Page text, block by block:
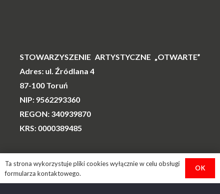
STOWARZYSZENIE ARTYSTYCZNE „OTWARTE”
Adres: ul. Źródlana 4
87-100 Toruń
NIP: 9562293360
REGON: 340939870
KRS: 0000389485
Numer konta
Ta strona wykorzystuje pliki cookies wyłącznie w celu obsługi
formularza kontaktowego.
OK